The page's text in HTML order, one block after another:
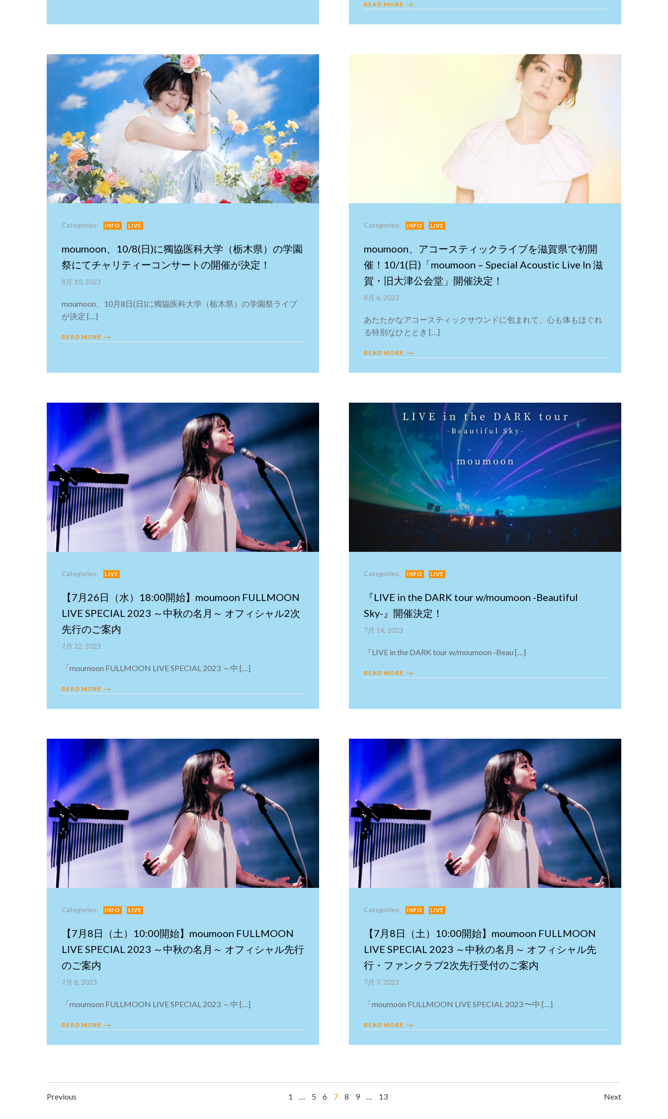
READ MORE
Categories: INFO LIVE
moumoon、10/8(日)に獨協医科大学（栃木県）の学園
祭にてチャリティーコンサートの開催が決定！
8月 10, 2023
moumoon、10月8日(日)に獨協医科大学（栃木県）の学園祭ライブ
が決定 […]
READ MORE
Categories: INFO LIVE
moumoon、アコースティックライブを滋賀県で初開
催！10/1(日)「moumoon – Special Acoustic Live In 滋
賀・旧大津公会堂」開催決定！
8月 6, 2023
あたたかなアコースティックサウンドに包まれて、心も体もほぐれ
る特別なひととき […]
READ MORE
Categories: LIVE
【7月26日（水）18:00開始】moumoon FULLMOON
LIVE SPECIAL 2023 ～中秋の名月～ オフィシャル2次
先行のご案内
7月 22, 2023
「moumoon FULLMOON LIVE SPECIAL 2023 ～中 […]
READ MORE
Categories: INFO LIVE
『LIVE in the DARK tour w/moumoon -Beautiful
Sky-』開催決定！
7月 14, 2023
『LIVE in the DARK tour w/moumoon -Beau […]
READ MORE
Categories: INFO LIVE
【7月8日（土）10:00開始】moumoon FULLMOON
LIVE SPECIAL 2023 ～中秋の名月～ オフィシャル先行
のご案内
7月 8, 2023
「moumoon FULLMOON LIVE SPECIAL 2023 ～中 […]
READ MORE
Categories: INFO LIVE
【7月8日（土）10:00開始】moumoon FULLMOON
LIVE SPECIAL 2023 ～中秋の名月～ オフィシャル先
行・ファンクラブ2次先行受付のご案内
7月 7, 2023
「moumoon FULLMOON LIVE SPECIAL 2023 〜中 […]
READ MORE
Posts
Previous Page
1 … Page
5 Page
6 Page
7 Page
8 Page
9 … Page
13
Posts
Next